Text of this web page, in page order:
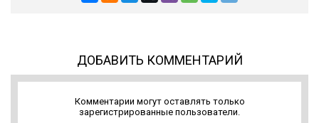
ДОБАВИТЬ КОММЕНТАРИЙ
Комментарии могут оставлять только
зарегистрированные пользователи.